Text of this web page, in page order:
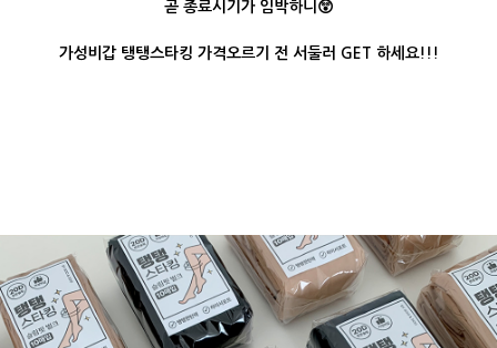
곧 종료시기가 임박하니😲
가성비갑 탱탱스타킹 가격오르기 전 서둘러 GET 하세요!!!